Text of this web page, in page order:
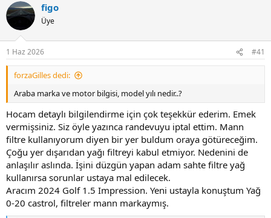
k
i
l
figo
Üye
1 Haz 2026 #41
forzaGilles dedi:
Araba marka ve motor bilgisi, model yılı nedir..?
Hocam detaylı bilgilendirme için çok teşekkür ederim. Emek
vermişsiniz. Siz öyle yazınca randevuyu iptal ettim. Mann
filtre kullanıyorum diyen bir yer buldum oraya götüreceğim.
Çoğu yer dışarıdan yağı filtreyi kabul etmiyor. Nedenini de
anlaşılır aslında. İşini düzgün yapan adam sahte filtre yağ
kullanırsa sorunlar ustaya mal edilecek.
Aracım 2024 Golf 1.5 Impression. Yeni ustayla konuştum Yağ
0-20 castrol, filtreler mann markaymış.